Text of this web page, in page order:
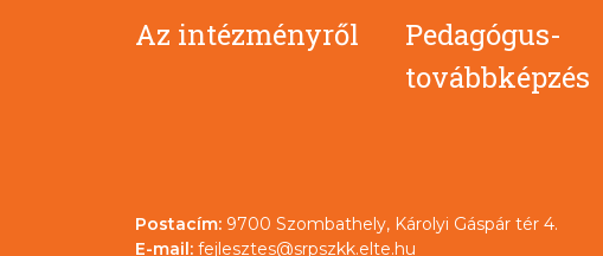
Az intézményről
Pedagógus-
továbbképzés
Postacím: 9700 Szombathely, Károlyi Gáspár tér 4.
E-mail: fejlesztes@srpszkk.elte.hu